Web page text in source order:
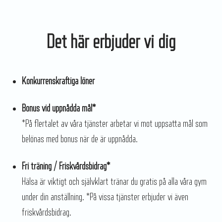
Det här erbjuder vi dig
Konkurrenskraftiga löner
Bonus vid uppnådda mål*
*På flertalet av våra tjänster arbetar vi mot uppsatta mål som
belönas med bonus när de är uppnådda.
Fri träning / Friskvårdsbidrag*
Hälsa är viktigt och självklart tränar du gratis på alla våra gym
under din anställning. *På vissa tjänster erbjuder vi även
friskvårdsbidrag.